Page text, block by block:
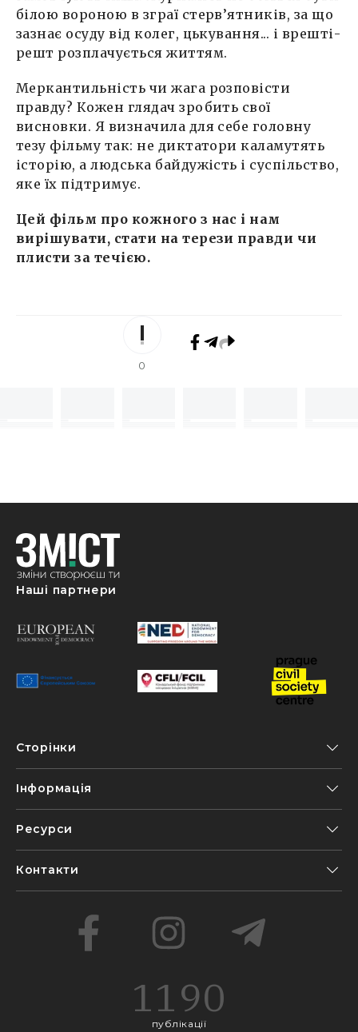
білою вороною в зграї стерв’ятників, за що
зазнає осуду від колег, цькування... і врешті-
решт розплачується життям.
Меркантильність чи жага розповісти
правду? Кожен глядач зробить свої
висновки. Я визначила для себе головну
тезу фільму так: не диктатори каламутять
історію, а людська байдужість і суспільство,
яке їх підтримує.
Цей фільм про кожного з нас і нам
вирішувати, стати на терези правди чи
плисти за течією.
0
Наші партнери
Сторінки
Інформація
Ресурси
Контакти
1190
публікації